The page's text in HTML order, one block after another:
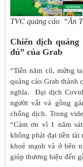
TVC quảng cáo “Ăn
Chiến dịch
đủ” của Grab
“Tiễn năm cũ, mừng
quảng cáo Grab thành
nghĩa. Đại dịch
người vất vả gồng
chống dịch. Trong
“Cảm ơn vì 1 năm
không phát đạt tiền tài
khoẻ mạnh và ở bên
giúp thương hiệu đến